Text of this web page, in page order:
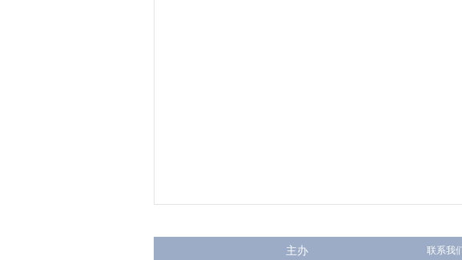
主办 联系我